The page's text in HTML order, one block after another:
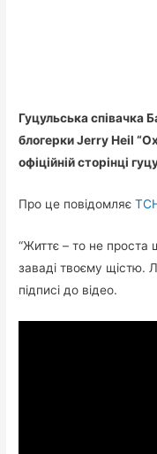
Гуцульська співачка
блогерки Jerry Heil
офіційній сторінці
Про це повідомляє
“Життє – то не проста
заваді твоєму щістю.
підписі до відео.